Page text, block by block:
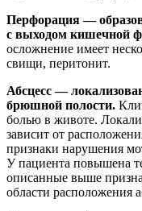
Перфорация —
с выходом кишечной
осложнение имеет
свищи, перитонит.
Абсцесс —
брюшной полости.
болью в животе.
зависит от
признаки нарушения
У пациента повышена
описанные выше
области расположения